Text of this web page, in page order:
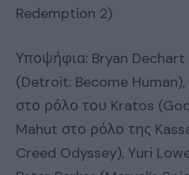
Redemption 2)
Υποψήφια: Bryan
(Detroit: Become
στο ρόλο του Kratos
Mahut στο ρόλο της
Creed Odyssey), Yuri